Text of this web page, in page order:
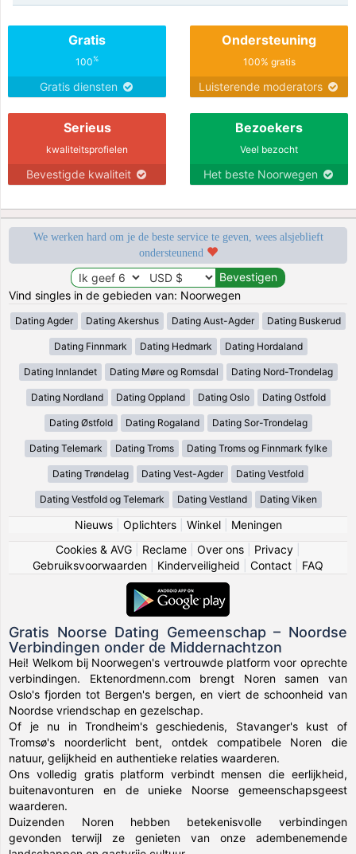
Gratis
100%
Gratis diensten
Ondersteuning
100% gratis
Luisterende moderators
Serieus
kwaliteitsprofielen
Bevestigde kwaliteit
Bezoekers
Veel bezocht
Het beste Noorwegen
We werken hard om je de beste service te geven, wees alsjeblieft
ondersteunend
Vind singles in de gebieden van: Noorwegen
Dating Agder Dating Akershus Dating Aust-Agder Dating Buskerud
Dating Finnmark Dating Hedmark Dating Hordaland
Dating Innlandet Dating Møre og Romsdal Dating Nord-Trondelag
Dating Nordland Dating Oppland Dating Oslo Dating Ostfold
Dating Østfold Dating Rogaland Dating Sor-Trondelag
Dating Telemark Dating Troms Dating Troms og Finnmark fylke
Dating Trøndelag Dating Vest-Agder Dating Vestfold
Dating Vestfold og Telemark Dating Vestland Dating Viken
Nieuws| Oplichters| Winkel| Meningen
Cookies & AVG
Reclame Over ons Privacy
Gebruiksvoorwaarden
Kinderveiligheid Contact FAQ
Gratis Noorse Dating Gemeenschap – Noordse
Verbindingen onder de Middernachtzon
Hei! Welkom bij Noorwegen's vertrouwde platform voor oprechte
verbindingen. Ektenordmenn.com brengt Noren samen van
Oslo's fjorden tot Bergen's bergen, en viert de schoonheid van
Noordse vriendschap en gezelschap.
Of je nu in Trondheim's geschiedenis, Stavanger's kust of
Tromsø's noorderlicht bent, ontdek compatibele Noren die
natuur, gelijkheid en authentieke relaties waarderen.
Ons volledig gratis platform verbindt mensen die eerlijkheid,
buitenavonturen en de unieke Noorse gemeenschapsgeest
waarderen.
Duizenden Noren hebben betekenisvolle verbindingen
gevonden terwijl ze genieten van onze adembenemende